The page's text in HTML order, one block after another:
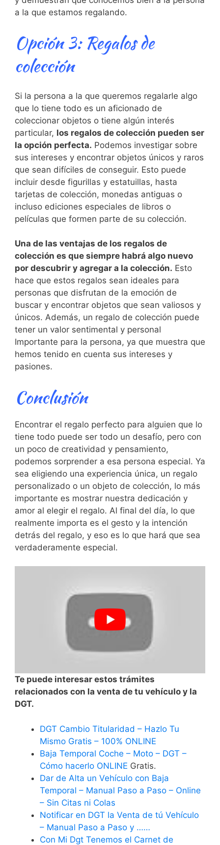
a la que estamos regalando.
Opción ⁢3: Regalos de
colección
Si ⁤la ⁢persona a la que ‍queremos regalarle ⁣algo
que lo tiene todo‌ es un aficionado⁤ de
coleccionar objetos o tiene algún interés
particular, los regalos‌ de colección ‍pueden ser
la opción⁤ perfecta. Podemos investigar‍ sobre
sus intereses y encontrar objetos únicos y raros
que sean ⁤difíciles de conseguir.⁣ Esto puede
incluir desde figurillas y estatuillas, hasta
tarjetas de⁤ colección, monedas⁢ antiguas o
incluso ediciones especiales de libros o
películas que formen parte de su​ colección.
Una de las ventajas ​de los regalos ​de
colección‌ es que siempre habrá⁣ algo nuevo
por descubrir​ y agregar a la colección. Esto
hace que estos regalos​ sean ideales para
personas que disfrutan de ​la emoción de
buscar y‍ encontrar objetos que⁤ sean ‌valiosos y
únicos. Además, un regalo‌ de colección puede
tener un valor sentimental y personal
Importante para ‌la ‍persona, ya ‌que muestra que
hemos tenido en cuenta sus intereses y
pasiones.
Conclusión
Encontrar el regalo perfecto para alguien⁤ que lo
tiene todo​ puede ser todo ‌un desafío,⁤ pero con
un poco de​ creatividad y pensamiento,‍
podemos sorprender a esa persona ​especial. Ya
sea eligiendo una ⁣experiencia​ única,⁣ un regalo
personalizado⁣ o‍ un objeto de colección, lo ⁢más⁣
importante es mostrar nuestra dedicación y
amor al elegir ⁣el⁣ regalo. Al final del día, lo que
realmente importa es el gesto y‍ la intención
detrás del regalo, y eso es lo ‍que hará⁢ que sea
verdaderamente especial.
Te puede interesar estos trámites
relacionados con la venta de tu vehículo y la
DGT.
DGT Cambio Titularidad – Hazlo Tu
Mismo Gratis – 100% ONLINE
Baja Temporal Coche – Moto – DGT –
Cómo hacerlo ONLINE Gratis.
Dar de Alta un Vehículo con Baja
Temporal – Manual Paso a Paso – Online
– Sin Citas ni Colas
Notificar en DGT la Venta de tú Vehículo
– Manual Paso a Paso y ……
Con Mi Dgt Tenemos el Carnet de